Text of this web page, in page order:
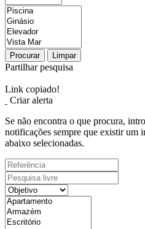
Procurar Limpar
Partilhar pesquisa
Link copiado!
Criar alerta
Se não encontra o que procura,
notificações sempre que existir um
abaixo selecionadas.